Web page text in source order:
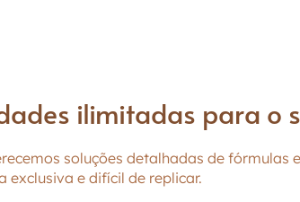
ilimitadas para o
soluções detalhadas de fórmulas e
exclusiva e difícil de replicar.